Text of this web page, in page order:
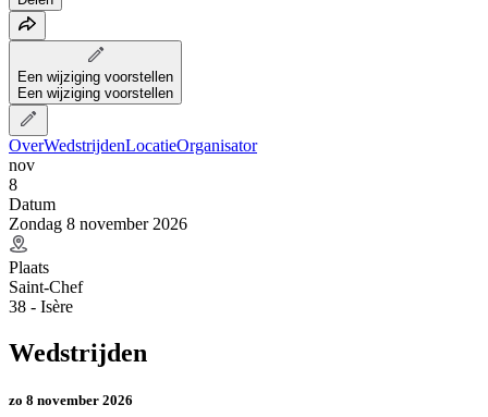
Een wijziging voorstellen
Een wijziging voorstellen
OverWedstrijdenLocatieOrganisator
nov
8
Datum
Zondag 8 november 2026
Plaats
Saint-Chef
38 - Isère
Wedstrijden
zo 8 november 2026